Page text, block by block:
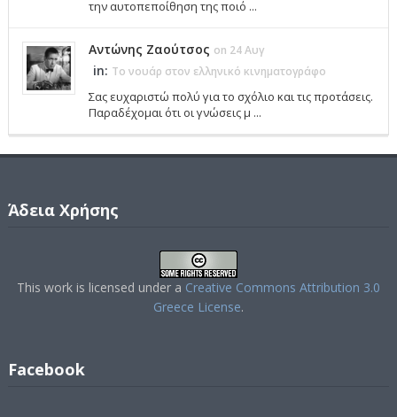
την αυτοπεποίθηση της ποιό ...
Αντώνης Ζαούτσος on 24 Αυγ
in: Το νουάρ στον ελληνικό κινηματογράφο
Σας ευχαριστώ πολύ για το σχόλιο και τις προτάσεις.
Παραδέχομαι ότι οι γνώσεις μ ...
Άδεια Χρήσης
This work is licensed under a Creative Commons Attribution 3.0
Greece License.
Facebook